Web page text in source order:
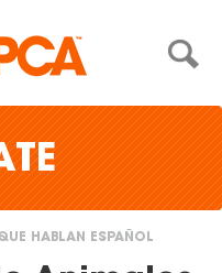
HABLAN ESPAÑOL